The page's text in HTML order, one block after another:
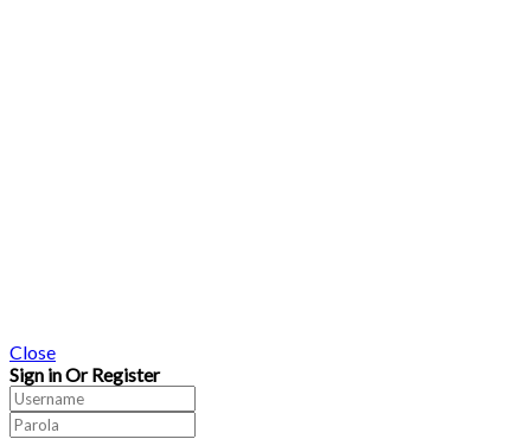
Close
Sign in Or Register